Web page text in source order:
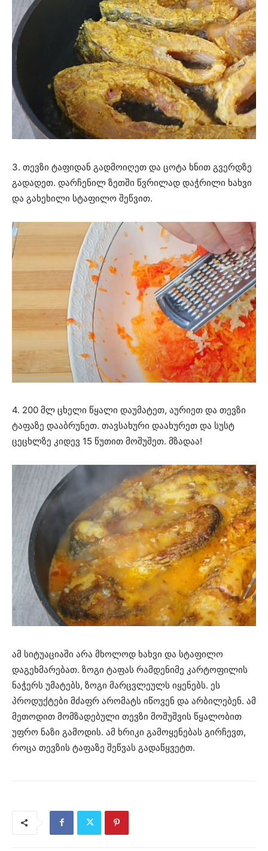
3. თევზი ტაფიდან გადმოიღეთ და ცოტა ხნით გვერდზე
გადადეთ. დარჩენილ ზეთში წვრილად დაჭრილი ხახვი
და გახეხილი სტაფილო შეწვით.
4. 200 მლ ცხელი წყალი დაუმატეთ, აურიეთ და თევზი
ტაფაზე დააბრუნეთ. თავსახური დაახურეთ და სუსტ
ცეცხლზე კიდევ 15 წუთით მოშუშეთ. მზადაა!
ამ სიტუაციაში არა მხოლოდ ხახვი და სტაფილო
დაგეხმარებათ. ზოგი ტაფას რამდენიმე კარტოფილის
ნაჭერს უმატებს, ზოგი მარცვლეულს იყენებს. ეს
პროდუქტები მძაფრ არომატს იწოვენ და არბილებენ. ამ
მეთოდით მომზადებული თევზი მოშუშვის წყალობით
უფრო ნაზი გამოდის. ამ ხრიკი გამოყენებას გირჩევთ,
როცა თევზის ტაფაზე შეწვას გადაწყვეტთ.